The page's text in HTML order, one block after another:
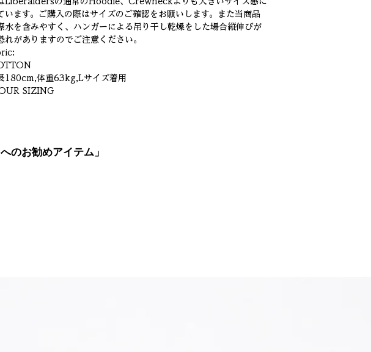
います。ご購入の際はサイズのご確認をお願いします。また当商品
水を含みやすく、ハンガーによる吊り干し乾燥をした場合縦伸びが
れがありますのでご注意ください。
180cm,体重63kg,Lサイズ着用
SIZING
へのお勧めアイテム」